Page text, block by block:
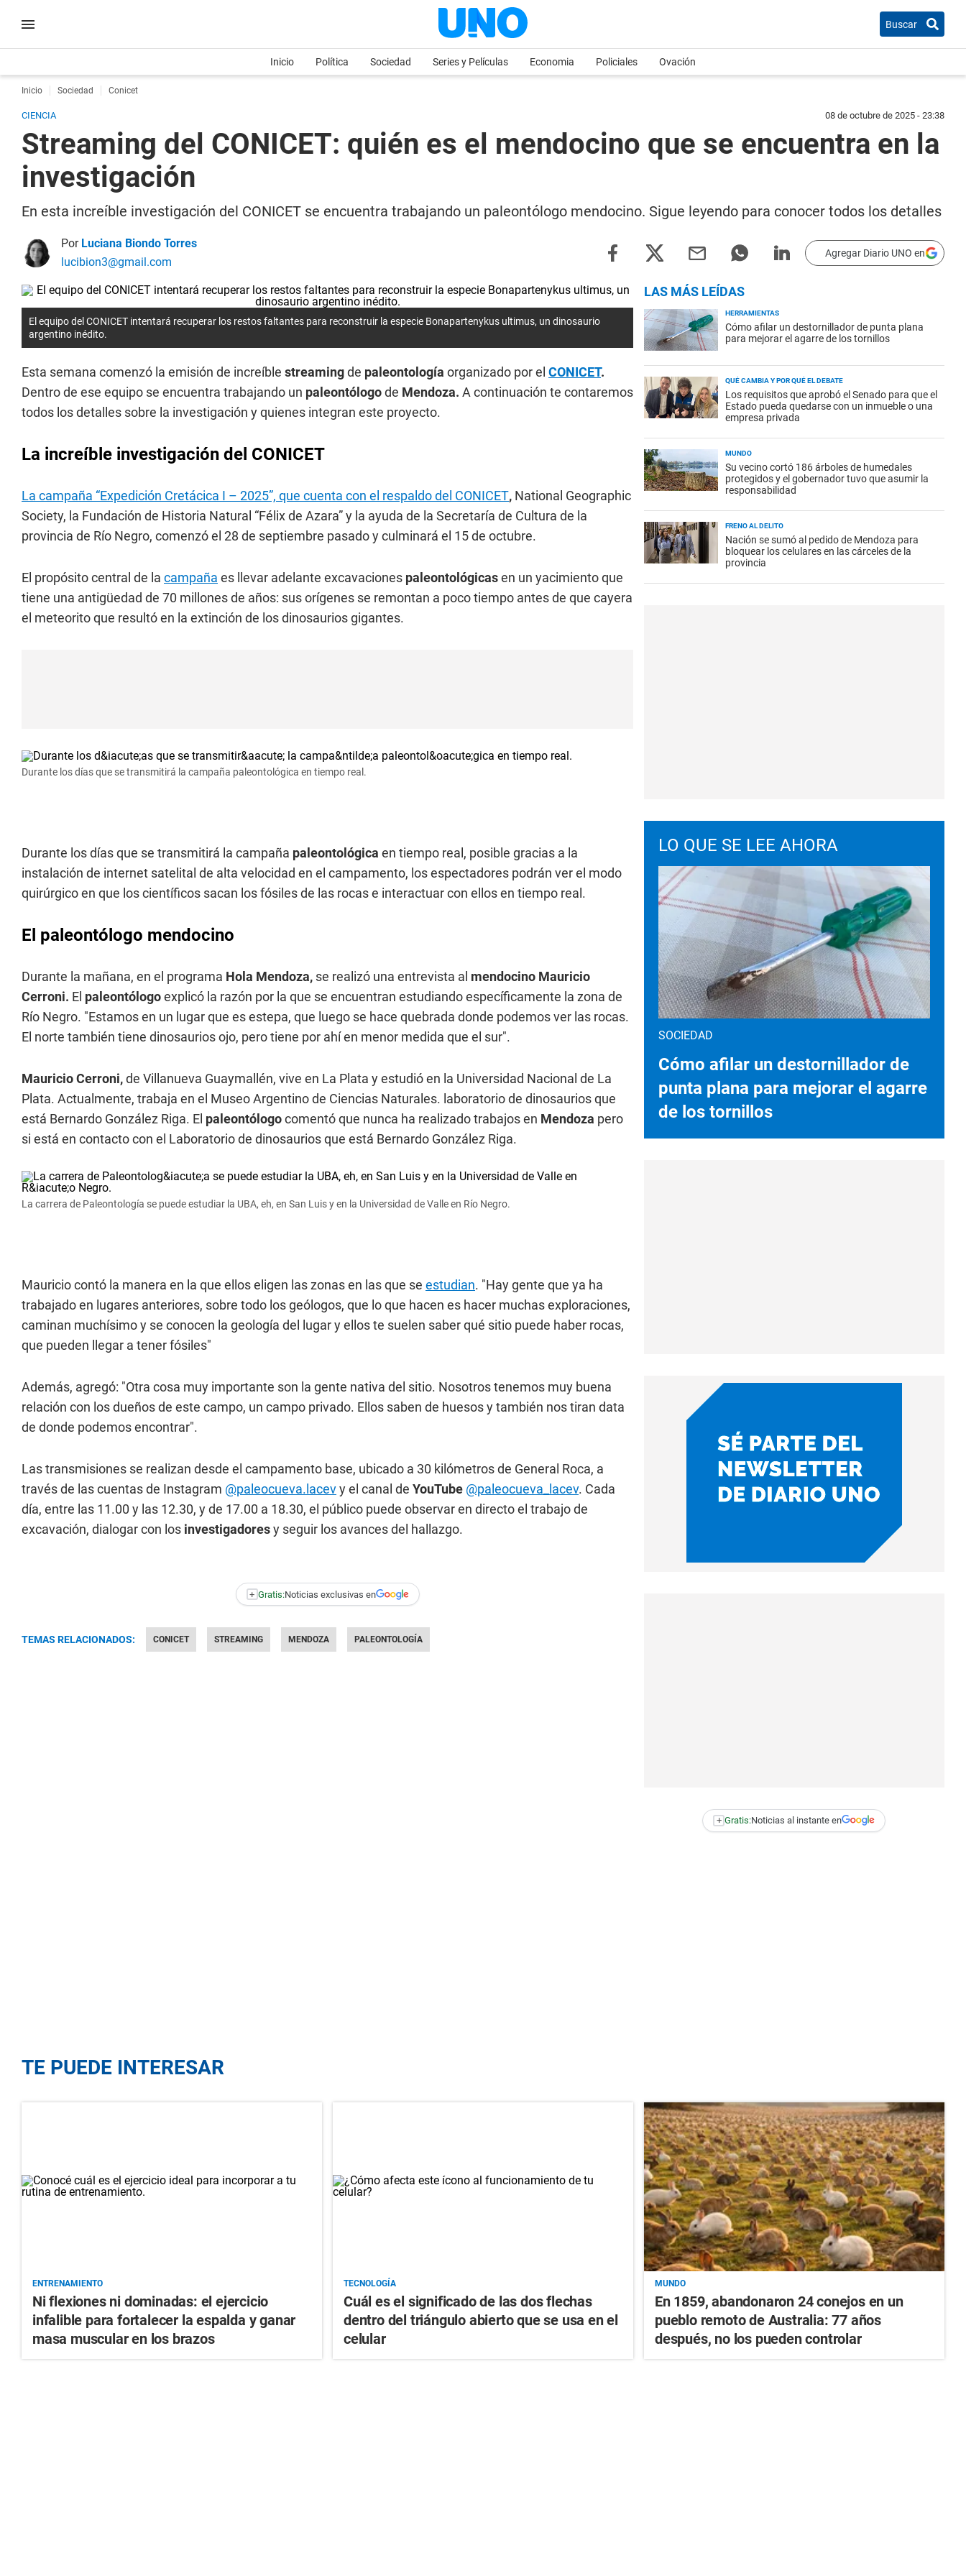
Buscar
Inicio Política Sociedad Series y Películas Economia Policiales Ovación
Inicio Sociedad Conicet
CIENCIA 08 de octubre de 2025 - 23:38
Streaming del CONICET: quién es el mendocino que se encuentra en la
investigación
En esta increíble investigación del CONICET se encuentra trabajando un paleontólogo mendocino. Sigue leyendo para conocer todos los detalles
Por Luciana Biondo Torres
lucibion3@gmail.com
Agregar Diario UNO en
El equipo del CONICET intentará recuperar los restos faltantes para reconstruir la especie Bonapartenykus ultimus, un dinosaurio
argentino inédito.
Esta semana comenzó la emisión de increíble streamingde paleontología organizado por el CONICET.
Dentro de ese equipo se encuentra trabajando un paleontólogode Mendoza. A continuación te contaremos
todos los detalles sobre la investigación y quienes integran este proyecto.
La increíble investigación del CONICET
La campaña “Expedición Cretácica I – 2025”, que cuenta con el respaldo del CONICET, National Geographic
Society, la Fundación de Historia Natural “Félix de Azara” y la ayuda de la Secretaría de Cultura de la
provincia de Río Negro, comenzó el 28 de septiembre pasado y culminará el 15 de octubre.
El propósito central de la campaña es llevar adelante excavaciones paleontológicasen un yacimiento que
tiene una antigüedad de 70 millones de años: sus orígenes se remontan a poco tiempo antes de que cayera
el meteorito que resultó en la extinción de los dinosaurios gigantes.
Durante los días que se transmitirá la campaña paleontológica en tiempo real.
Durante los días que se transmitirá la campaña paleontológica en tiempo real, posible gracias a la
instalación de internet satelital de alta velocidad en el campamento, los espectadores podrán ver el modo
quirúrgico en que los científicos sacan los fósiles de las rocas e interactuar con ellos en tiempo real.
El paleontólogo mendocino
Durante la mañana, en el programa Hola Mendoza, se realizó una entrevista al mendocino Mauricio
Cerroni. El paleontólogoexplicó la razón por la que se encuentran estudiando específicamente la zona de
Río Negro. "Estamos en un lugar que es estepa, que luego se hace quebrada donde podemos ver las rocas.
El norte también tiene dinosaurios ojo, pero tiene por ahí en menor medida que el sur".
Mauricio Cerroni,de Villanueva Guaymallén, vive en La Plata y estudió en la Universidad Nacional de La
Plata. Actualmente, trabaja en el Museo Argentino de Ciencias Naturales. laboratorio de dinosaurios que
está Bernardo González Riga. El paleontólogocomentó que nunca ha realizado trabajos en Mendoza pero
si está en contacto con el Laboratorio de dinosaurios que está Bernardo González Riga.
La carrera de Paleontología se puede estudiar la UBA, eh, en San Luis y en la Universidad de Valle en Río Negro.
Mauricio contó la manera en la que ellos eligen las zonas en las que se estudian. "Hay gente que ya ha
trabajado en lugares anteriores, sobre todo los geólogos, que lo que hacen es hacer muchas exploraciones,
caminan muchísimo y se conocen la geología del lugar y ellos te suelen saber qué sitio puede haber rocas,
que pueden llegar a tener fósiles"
Además, agregó: "Otra cosa muy importante son la gente nativa del sitio. Nosotros tenemos muy buena
relación con los dueños de este campo, un campo privado. Ellos saben de huesos y también nos tiran data
de donde podemos encontrar".
Las transmisiones se realizan desde el campamento base, ubicado a 30 kilómetros de General Roca, a
través de las cuentas de Instagram @paleocueva.lacevy el canal de YouTube @paleocueva_lacev. Cada
día, entre las 11.00 y las 12.30, y de 17.00 a 18.30, el público puede observar en directo el trabajo de
excavación, dialogar con los investigadoresy seguir los avances del hallazgo.
+ Gratis:Noticias exclusivas en
TEMAS RELACIONADOS: CONICET STREAMING MENDOZA PALEONTOLOGÍA
LAS MÁS LEÍDAS
HERRAMIENTAS
Cómo afilar un destornillador de punta plana
para mejorar el agarre de los tornillos
QUÉ CAMBIA Y POR QUÉ EL DEBATE
Los requisitos que aprobó el Senado para que el
Estado pueda quedarse con un inmueble o una
empresa privada
MUNDO
Su vecino cortó 186 árboles de humedales
protegidos y el gobernador tuvo que asumir la
responsabilidad
FRENO AL DELITO
Nación se sumó al pedido de Mendoza para
bloquear los celulares en las cárceles de la
provincia
LO QUE SE LEE AHORA
SOCIEDAD
Cómo afilar un destornillador de
punta plana para mejorar el agarre
de los tornillos
+ Gratis:Noticias al instante en
TE PUEDE INTERESAR
ENTRENAMIENTO
Ni flexiones ni dominadas: el ejercicio
infalible para fortalecer la espalda y ganar
masa muscular en los brazos
TECNOLOGÍA
Cuál es el significado de las dos flechas
dentro del triángulo abierto que se usa en el
celular
MUNDO
En 1859, abandonaron 24 conejos en un
pueblo remoto de Australia: 77 años
después, no los pueden controlar